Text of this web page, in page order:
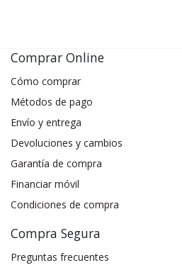
Comprar Online
Cómo comprar
Métodos de pago
Envío y entrega
Devoluciones y cambios
Garantía de compra
Financiar móvil
Condiciones de compra
Compra Segura
Preguntas frecuentes